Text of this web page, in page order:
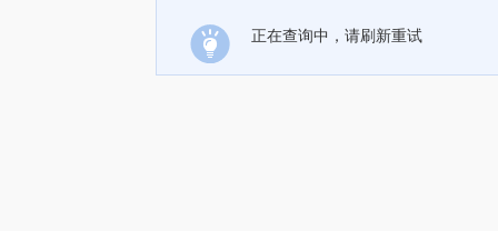
正在查询中，请刷新重试